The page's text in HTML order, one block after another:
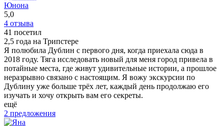
Юнона
5,0
4 отзыва
41 посетил
2,5 года на Трипстере
Я полюбила Дублин с первого дня, когда приехала сюда в
2018 году. Тяга исследовать новый для меня город привела в
потайные места, где живут удивительные истории, а прошлое
неразрывно связано с настоящим. Я вожу экскурсии по
Дублину уже больше трёх лет, каждый день продолжаю его
изучать и хочу открыть вам его секреты.
ещё
2 предложения